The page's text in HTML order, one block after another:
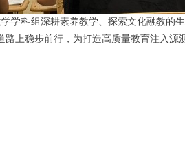
学科组 深耕素养教学、探索文化融教的
上稳步前行，为打造高质量教育注入源